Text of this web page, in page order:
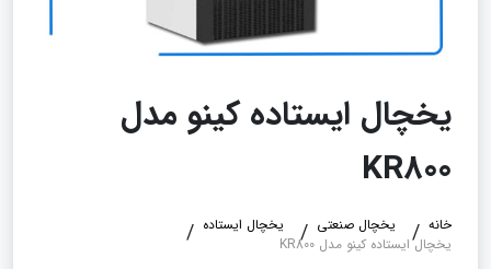
یخچال ایستاده کینو مدل
KR800
خانه یخچال صنعتی
یخچال ایستاده
یخچال ایستاده کینو مدل KR800